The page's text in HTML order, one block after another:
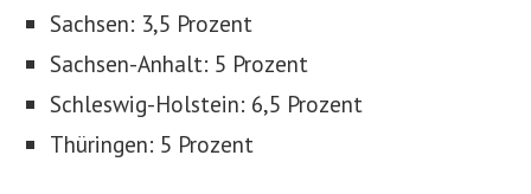
Sachsen: 3,5 Prozent
Sachsen-Anhalt: 5 Prozent
Schleswig-Holstein: 6,5 Prozent
Thüringen: 5 Prozent